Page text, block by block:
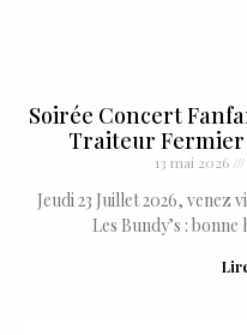
Soirée Concert
Traiteur Fermier
13 mai 2026
Jeudi 23 Juillet 2026, venez
Les Bundy’s :